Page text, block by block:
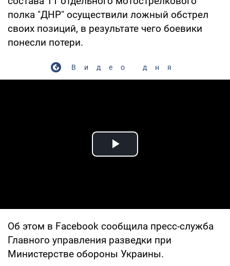
полка "ДНР" осуществили ложный обстрел
своих позиций, в результате чего боевики
понесли потери.
Видео дня
Play Video
Об этом в Facebook сообщила пресс-служба
Главного управления разведки при
Министерстве обороны Украины.